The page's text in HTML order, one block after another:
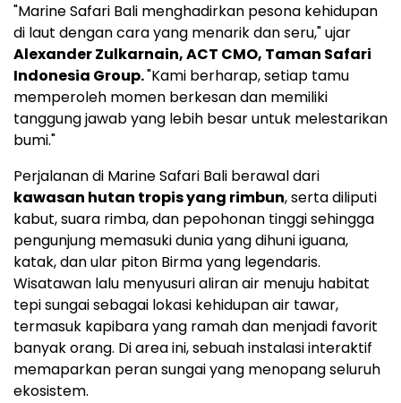
"Marine Safari Bali menghadirkan pesona kehidupan
di laut dengan cara yang menarik dan seru," ujar
Alexander Zulkarnain, ACT CMO, Taman Safari
Indonesia Group."Kami berharap, setiap tamu
memperoleh momen berkesan dan memiliki
tanggung jawab yang lebih besar untuk melestarikan
bumi."
Perjalanan di Marine Safari Bali berawal dari
kawasan hutan tropis yang rimbun, serta diliputi
kabut, suara rimba, dan pepohonan tinggi sehingga
pengunjung memasuki dunia yang dihuni iguana,
katak, dan ular piton Birma yang legendaris.
Wisatawan lalu menyusuri aliran air menuju habitat
tepi sungai sebagai lokasi kehidupan air tawar,
termasuk kapibara yang ramah dan menjadi favorit
banyak orang. Di area ini, sebuah instalasi interaktif
memaparkan peran sungai yang menopang seluruh
ekosistem.